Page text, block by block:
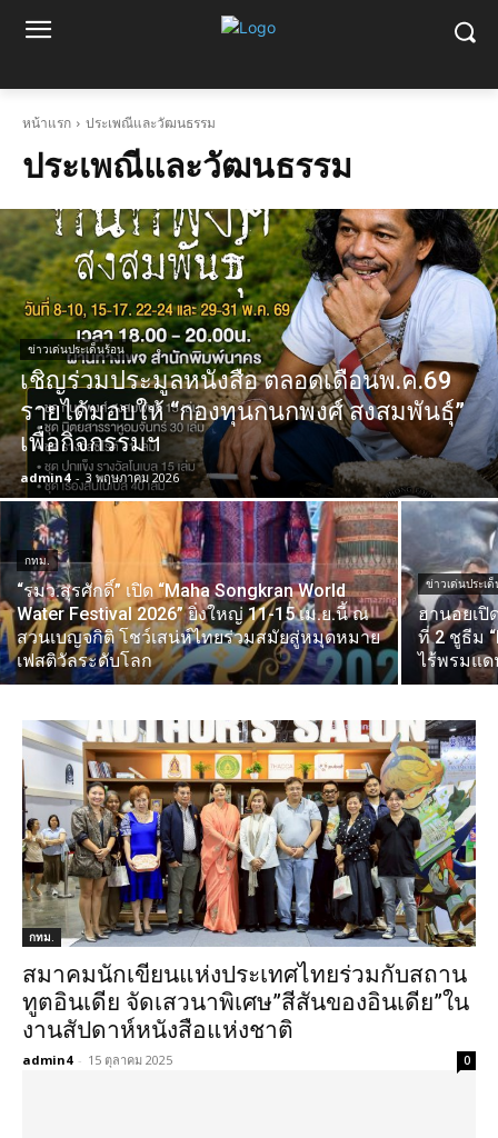
หน้าแรก ประเพณีและวัฒนธรรม
ประเพณีและวัฒนธรรม
ข่าวเด่นประเด็นร้อน
เชิญร่วมประมูลหนังสือ ตลอดเดือนพ.ค.69
รายได้มอบให้ “กองทุนกนกพงศ์ สงสมพันธุ์”
เพื่อกิจกรรมฯ
admin4 - 3 พฤษภาคม 2026
กทม.
“รมว.สุรศักดิ์” เปิด “Maha Songkran World
Water Festival 2026” ยิ่งใหญ่ 11-15 เม.ย.นี้ ณ
สวนเบญจกิติ โชว์เสน่ห์ไทยร่วมสมัยสู่หมุดหมาย
เฟสติวัลระดับโลก
ข่าวเด่นประเ
ฮานอยเ
ที่ 2 ชูธีม
ไร้พรมแ
กทม.
สมาคมนักเขียนแห่งประเทศไทยร่วมกับสถาน
ทูตอินเดีย จัดเสวนาพิเศษ”สีสันของอินเดีย”ใน
งานสัปดาห์หนังสือแห่งชาติ
admin4 - 15 ตุลาคม 2025 0